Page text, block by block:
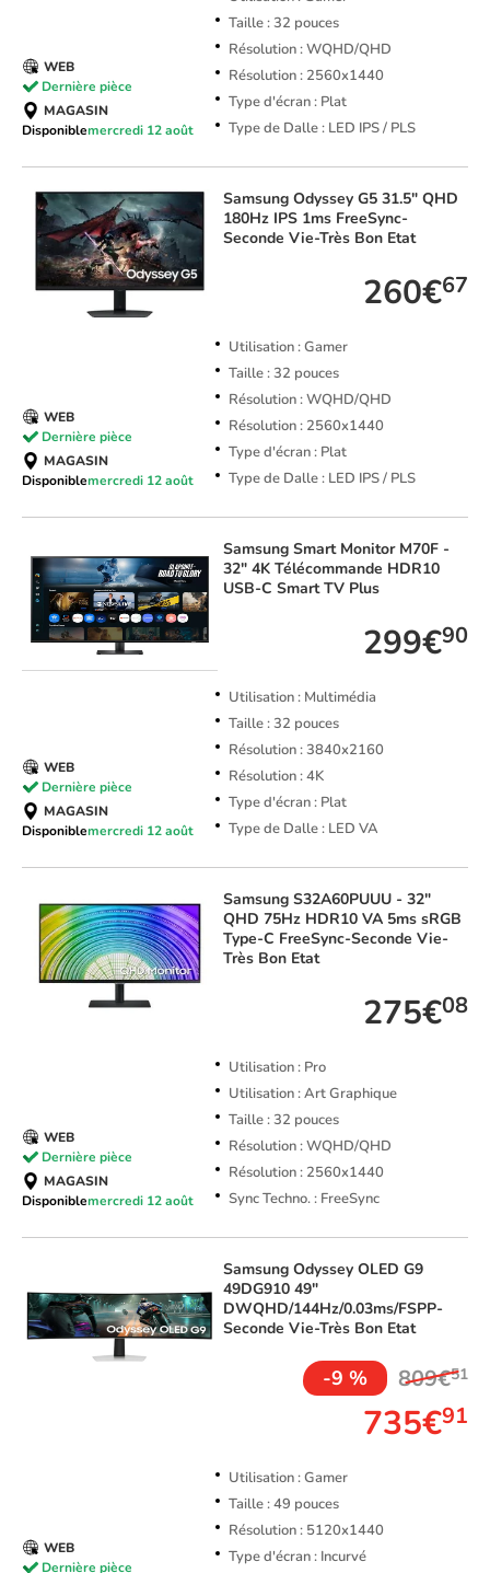
Taille : 32 pouces
Résolution : WQHD/QHD
Résolution : 2560x1440
Type d'écran : Plat
Type de Dalle : LED IPS / PLS
WEB
Dernière pièce
MAGASIN
Disponiblemercredi 12 août
Samsung Odyssey G5 31.5" QHD
180Hz IPS 1ms FreeSync-
Seconde Vie-Très Bon Etat
260€67
Utilisation : Gamer
Taille : 32 pouces
Résolution : WQHD/QHD
Résolution : 2560x1440
Type d'écran : Plat
Type de Dalle : LED IPS / PLS
WEB
Dernière pièce
MAGASIN
Disponiblemercredi 12 août
Samsung Smart Monitor M70F -
32" 4K Télécommande HDR10
USB-C Smart TV Plus
299€90
Utilisation : Multimédia
Taille : 32 pouces
Résolution : 3840x2160
Résolution : 4K
Type d'écran : Plat
Type de Dalle : LED VA
WEB
Dernière pièce
MAGASIN
Disponiblemercredi 12 août
Samsung S32A60PUUU - 32"
QHD 75Hz HDR10 VA 5ms sRGB
Type-C FreeSync-Seconde Vie-
Très Bon Etat
275€08
Utilisation : Pro
Utilisation : Art Graphique
Taille : 32 pouces
Résolution : WQHD/QHD
Résolution : 2560x1440
Sync Techno. : FreeSync
WEB
Dernière pièce
MAGASIN
Disponiblemercredi 12 août
Samsung Odyssey OLED G9
49DG910 49"
DWQHD/144Hz/0.03ms/FSPP-
Seconde Vie-Très Bon Etat
-9 % 809€51
735€91
Utilisation : Gamer
Taille : 49 pouces
Résolution : 5120x1440
Type d'écran : Incurvé
WEB
Dernière pièce